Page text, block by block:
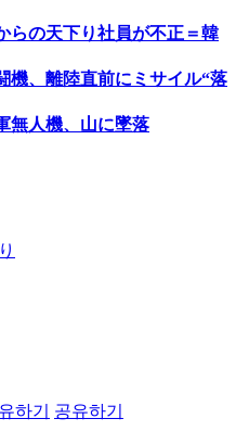
の天下り社員が不正＝韓
、離陸直前にミサイル“落
無人機、山に墜落
하기
공유하기